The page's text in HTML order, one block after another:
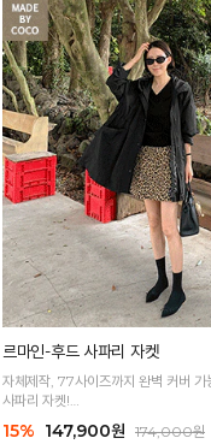
르마인-후드 사파리 자켓
자체제작, 77사이즈까지 완벽 커버 가
사파리 자켓!
고급스러운 소재감에 세련된 분위기가
15% 147,900원 174,000원